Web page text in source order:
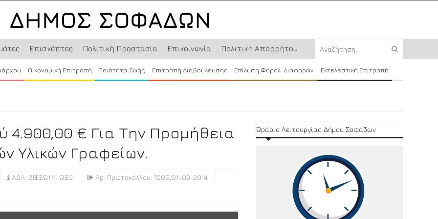
Επισκέπτες Πολιτική Προστασία Επικοινωνία Πολιτική Απορρήτου
Οικονομική Επιτροπή Ποιότητα Ζωής Επιτροπή Διαβούλευσης Επίλυση Φορολ. Διαφορών Εκτελεστική Επιτροπή
€ Για Την Προμήθεια
Υλικών Γραφείων.
ΑΔΑ: ΒΙΞΞΩ1Μ-ΩΞ9 Αρ. Πρωτοκόλλου: 7205/31-03-2014
Ώράριο Λειτουργίας Δήμου Σοφάδων